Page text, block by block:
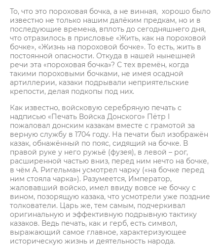
То, что это пороховая бочка, а не винная, хорошо было
известно не только нашим далёким предкам, но и в
последующие времена, вплоть до сегодняшнего дня,
что отразилось в присловье «Жить, как на пороховой
бочке», «Жизнь на пороховой бочке». То есть, жить в
постоянной опасности. Откуда в нашей нынешней
речи эта «пороховая бочка»? С тех времён, когда
такими пороховыми бочками, не имея осадной
артиллерии, казаки подрывали неприятельские
крепости, делая подкопы под них.
Как известно, войсковую серебряную печать с
надписью «Печать Войска Донского» Пётр I
пожаловал донским казакам вместе с грамотой за
верную службу в 1704 году. На печати был изображён
казак, обнажённый по пояс, сидящий на бочке. В
правой руке у него ружьё (фузея), в левой – рог,
расширенной частью вниз, перед ним нечто на бочке,
в чём А. Ригельман усмотрел чарку («на бочке перед
ним стояла чарка»). Разумеется, Император,
жаловавший войско, имел ввиду вовсе не бочку с
вином, позорящую казака, что усмотрели уже поздние
толкователи. Царь же, тем самым, подчеркивал
оригинальную и эффективную подрывную тактику
казаков. Ведь печать, как и герб, есть символ,
выражающий самое главное, характеризующее
историческую жизнь и деятельность народа.